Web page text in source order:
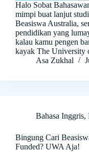
Halo Sobat
mimpi buat lanjut
Beasiswa Australia,
pendidikan yang
kalau kamu pengen
kayak The
Asa Zukhal
Bahasa Inggris,
Bingung Cari
Funded? UWA Aja!